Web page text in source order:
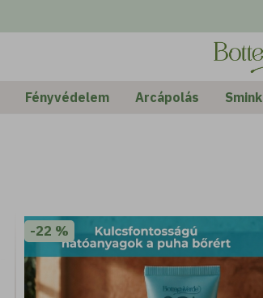
Fényvédelem Arcápolás Smink
-22 %